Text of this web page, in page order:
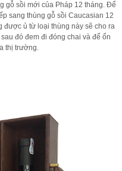
gỗ sồi mới của Pháp 12 tháng. Để
sang thùng gỗ sồi Caucasian 12
được ủ từ loại thùng này sẽ cho ra
đó đem đi đóng chai và để ổn
thị trường.